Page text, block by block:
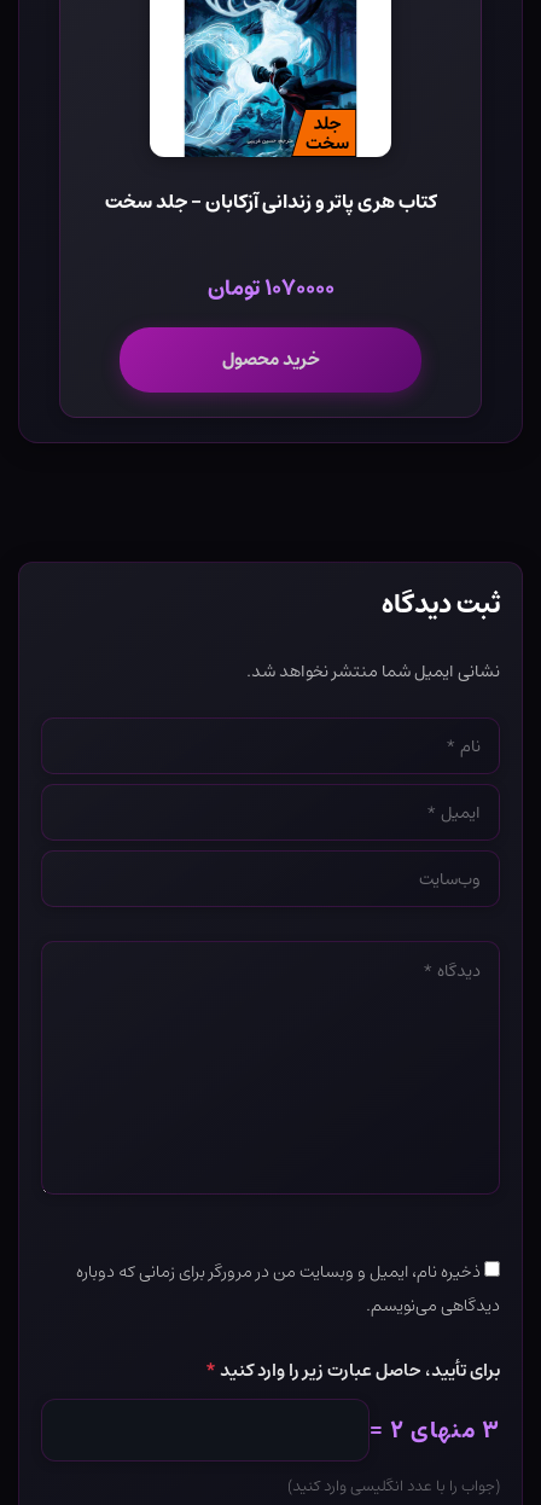
کتاب هری پاتر و زندانی آزکابان - جلد سخت
۱۰۷۰۰۰۰ تومان
خرید محصول
ثبت دیدگاه
نشانی ایمیل شما منتشر نخواهد شد.
نام
*
ایمیل
*
وب‌سایت
*
دیدگاه
ذخیره نام، ایمیل و وبسایت من در مرورگر برای زمانی که دوباره
دیدگاهی می‌نویسم.
برای تأیید، حاصل عبارت زیر را وارد کنید*
۳ منهای ۲ =
(جواب را با عدد انگلیسی وارد کنید)